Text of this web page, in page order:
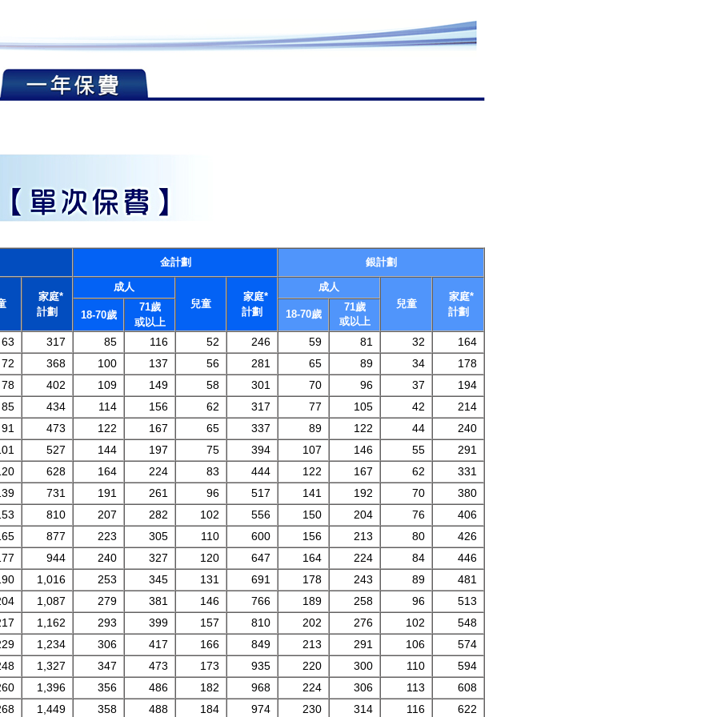
金計劃 銀計劃
家庭*
計劃
成人
兒童
家庭*
計劃
成人
兒童
家庭*
計劃
18-70歲
71歲
或以上
18-70歲
71歲
或以上
63 317 85 116 52 246 59 81 32
164
72
368 100 137 56 281 65 89 34
178
78
402 109 149 58 301 70 96 37
194
85
434 114 156 62 317 77 105 42
214
91
473 122 167 65 337 89 122 44
240
527 144 197 75 394 107 146 55
291
628 164 224 83 444 122 167 62
331
731 191 261 96 517 141 192 70
380
810 207 282 102 556 150 204 76
406
877 223 305 110 600 156 213 80
426
944 240 327 120 647 164 224 84
446
1,016 253 345 131 691 178 243 89
481
1,087 279 381 146 766 189 258 96
513
1,162 293 399 157 810 202 276 102
548
1,234 306 417 166 849 213 291 106
574
1,327 347 473 173 935 220 300 110
594
1,396 356 486 182 968 224 306 113
608
1,449 358 488 184 974 230 314 116 622